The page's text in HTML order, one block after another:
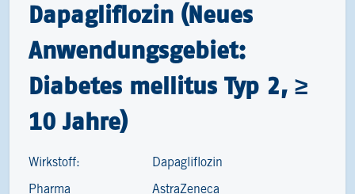
Dapagliflozin (Neues
Anwendungsgebiet:
Diabetes mellitus Typ 2, ≥
10 Jahre)
Wirkstoff: Dapagliflozin
Pharma
AstraZeneca